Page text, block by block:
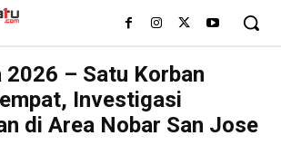
2026 – Satu Korban
Investigasi
di Area Nobar San Jose